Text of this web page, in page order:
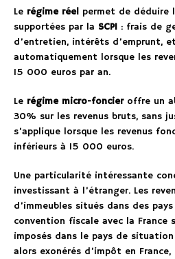
Le régime réel permet de déduire
supportées par la SCPI : frais de
d’entretien, intérêts d’emprunt,
automatiquement lorsque les
15 000 euros par an.
Le régime micro-foncieroffre un
30% sur les revenus bruts, sans
s’applique lorsque les revenus
inférieurs à 15 000 euros.
Une particularité intéressante
investissant à l’étranger. Les
d’immeubles situés dans des
convention fiscale avec la France
imposés dans le pays de
alors exonérés d’impôt en